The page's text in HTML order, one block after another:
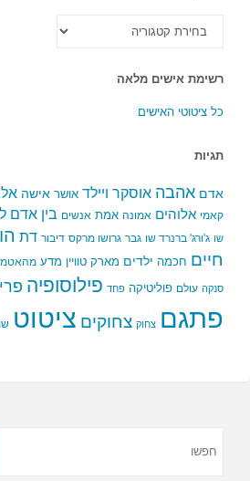
הקטגוריות
רשימת אישים מלאה
כל ציטוטי האישים
תגיות
אדם אהבה אוסקר ויילד אושר אישה
קאמי אלוהים אמונה אמת אנשים בין אדם
שו ג'ורג' ברנרד שו גבר גרושו מרקס דיבור דת
חיים חכמה ילדים מארק טוויין מדע
סנקה עולם פוליטיקה פחד פילוסופיה
פתגם צחוק צחוקים ציטוט